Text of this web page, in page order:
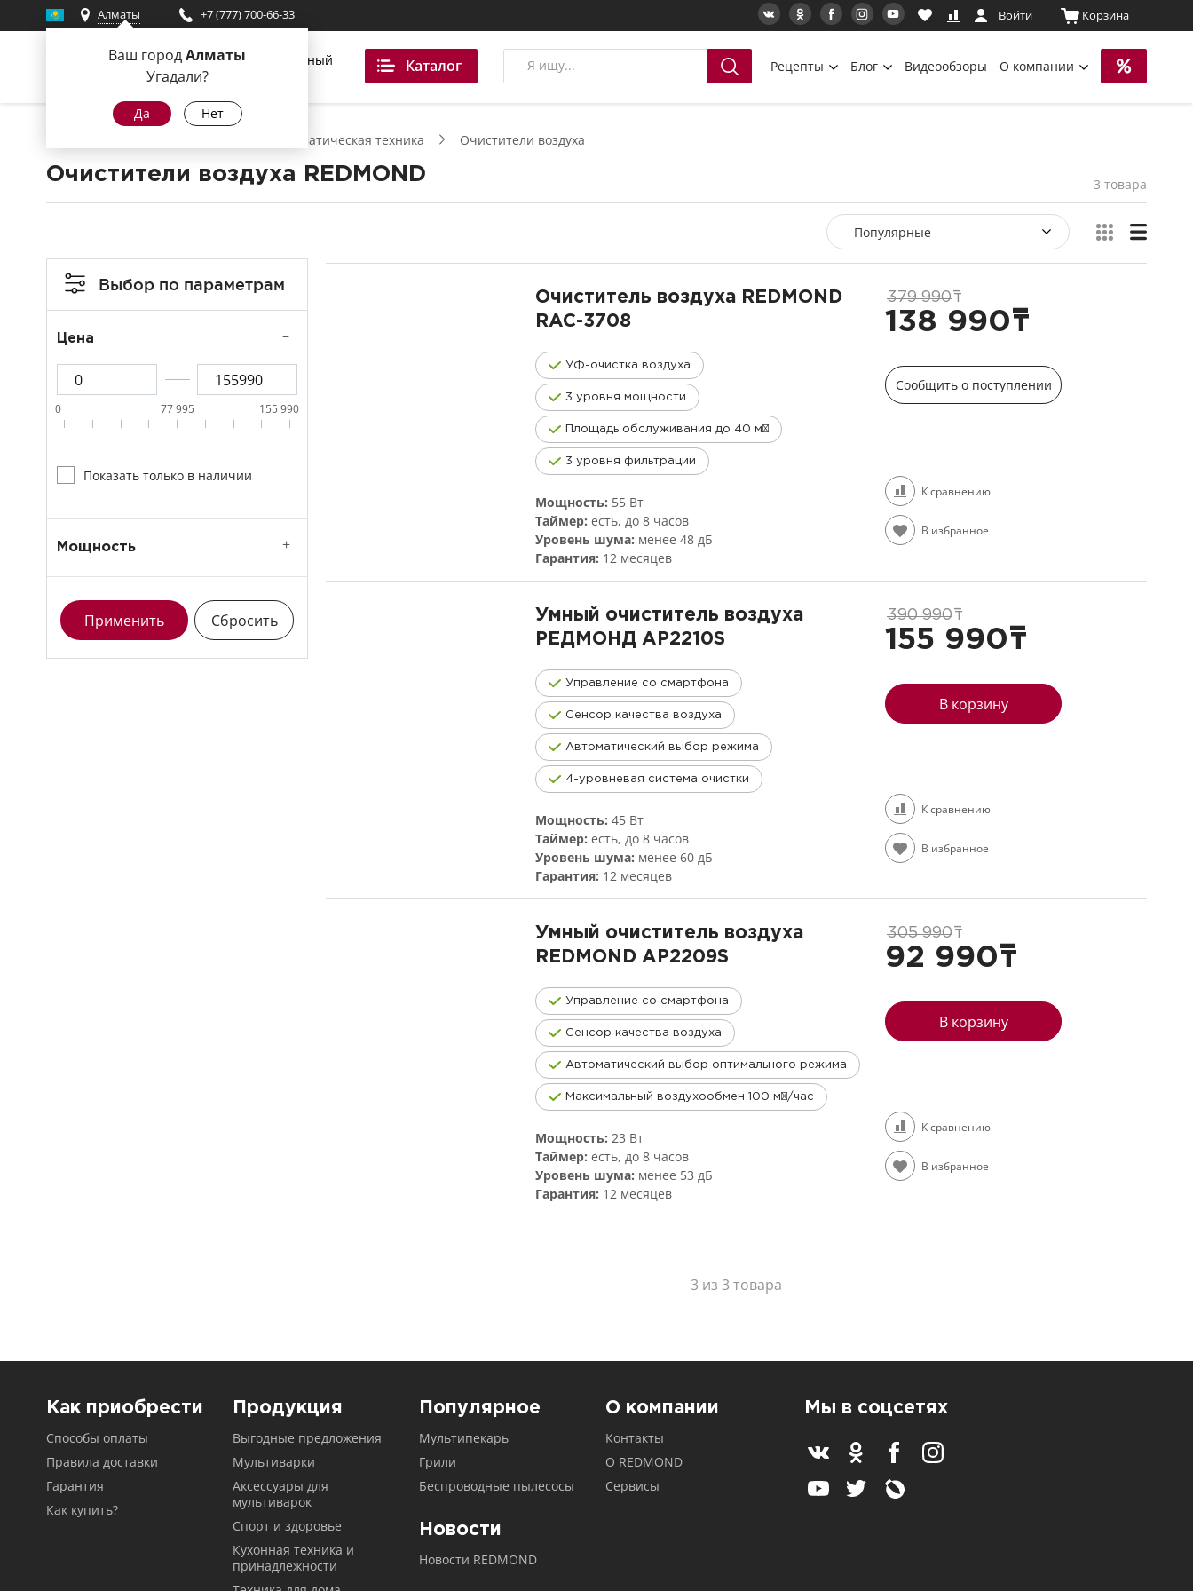
Ваш городАлматы
Угадали?
Да Нет
Алматы +7 (777) 700-66-33 Войти Корзина
Фирменный Каталог Рецепты Блог Видеообзоры О компании
Климатическая техника Очистители воздуха
Очистители воздуха REDMOND 3 товара
Выбор по параметрам
Цена
0 77 995 155 990
Показать только в наличии
Мощность
Применить Сбросить
Популярные
Очиститель воздуха REDMOND
RAC-3708
УФ-очистка воздуха
3 уровня мощности
Площадь обслуживания до 40 м²
3 уровня фильтрации
Мощность: 55 Вт
Таймер:есть, до 8 часов
Уровень шума: менее 48 дБ
Гарантия: 12 месяцев
379 990т
138 990т
Сообщить о поступлении
К сравнению
В избранное
Умный очиститель воздуха
РЕДМОНД AP2210S
Управление со смартфона
Сенсор качества воздуха
Автоматический выбор режима
4-уровневая система очистки
Мощность:45 Вт
Таймер:есть, до 8 часов
Уровень шума: менее 60 дБ
Гарантия: 12 месяцев
390 990т
155 990т
В корзину
К сравнению
В избранное
Умный очиститель воздуха
REDMOND AP2209S
Управление со смартфона
Сенсор качества воздуха
Автоматический выбор оптимального режима
Максимальный воздухообмен 100 м³/час
Мощность:23 Вт
Таймер:есть, до 8 часов
Уровень шума: менее 53 дБ
Гарантия: 12 месяцев
305 990т
92 990т
В корзину
К сравнению
В избранное
3 из 3 товара
Как приобрести
Способы оплаты
Правила доставки
Гарантия
Как купить?
Продукция
Выгодные предложения
Мультиварки
Аксессуары для
мультиварок
Спорт и здоровье
Кухонная техника и
принадлежности
Популярное
Мультипекарь
Грили
Беспроводные пылесосы
Новости
Новости REDMOND
О компании
Контакты
О REDMOND
Сервисы
Мы в соцсетях